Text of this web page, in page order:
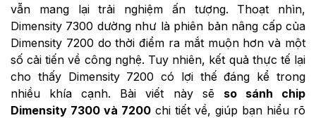
vẫn mang lại trải nghiệm ấn tượng. Thoạt nhìn,
Dimensity 7300 dường như là phiên bản nâng cấp của
Dimensity 7200 do thời điểm ra mắt muộn hơn và một
số cải tiến về công nghệ. Tuy nhiên, kết quả thực tế lại
cho thấy Dimensity 7200 có lợi thế đáng kể trong
nhiều khía cạnh. Bài viết này sẽ so sánh chip
Dimensity 7300 và 7200 chi tiết về, giúp bạn hiểu rõ